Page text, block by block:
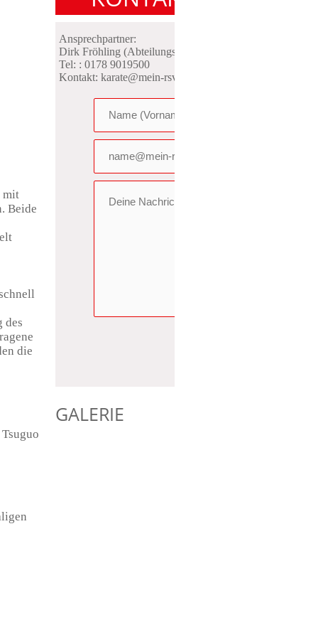
mit
Beide
des
die
Ansprechpartner:
Dirk Fröhling (Abteilungsleiter)
Tel: : 0178 9019500
Kontakt: karate@mein-rsv.de
GALERIE